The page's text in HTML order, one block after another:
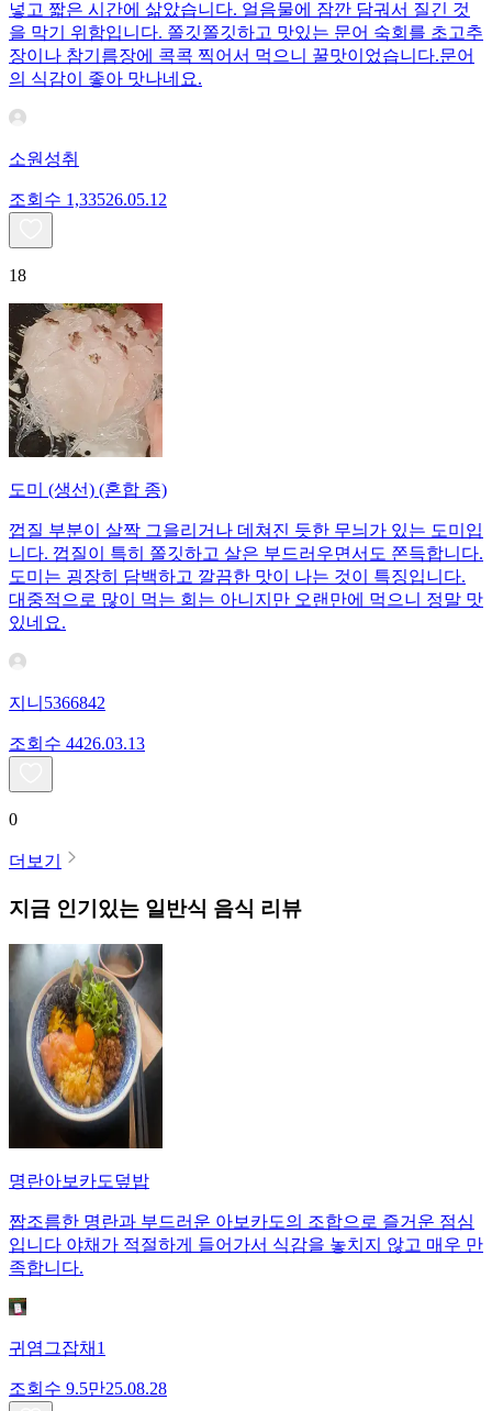
넣고 짧은 시간에 삶았습니다. 얼음물에 잠깐 담궈서 질긴 것
을 막기 위함입니다. 쫄깃쫄깃하고 맛있는 문어 숙회를 초고추
장이나 참기름장에 콕콕 찍어서 먹으니 꿀맛이었습니다.문어
의 식감이 좋아 맛나네요.
소원성취
조회수 1,33526.05.12
18
도미 (생선) (혼합 종)
껍질 부분이 살짝 그을리거나 데쳐진 듯한 무늬가 있는 도미입
니다. 껍질이 특히 쫄깃하고 살은 부드러우면서도 쫀득합니다.
도미는 굉장히 담백하고 깔끔한 맛이 나는 것이 특징입니다.
대중적으로 많이 먹는 회는 아니지만 오랜만에 먹으니 정말 맛
있네요.
지니5366842
조회수 4426.03.13
0
더보기
지금 인기있는 일반식 음식 리뷰
명란아보카도덮밥
짭조름한 명란과 부드러운 아보카도의 조합으로 즐거운 점심
입니다 야채가 적절하게 들어가서 식감을 놓치지 않고 매우 만
족합니다.
귀염그잡채1
조회수 9.5만25.08.28